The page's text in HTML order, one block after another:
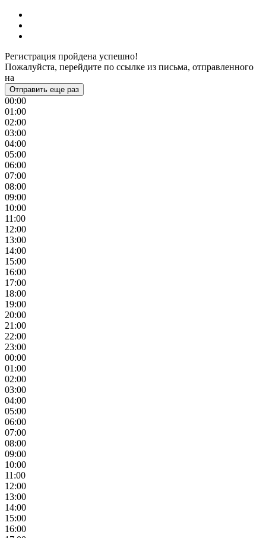
Регистрация пройдена успешно!
Пожалуйста, перейдите по ссылке из письма, отправленного
на
Отправить еще раз
00:00
01:00
02:00
03:00
04:00
05:00
06:00
07:00
08:00
09:00
10:00
11:00
12:00
13:00
14:00
15:00
16:00
17:00
18:00
19:00
20:00
21:00
22:00
23:00
00:00
01:00
02:00
03:00
04:00
05:00
06:00
07:00
08:00
09:00
10:00
11:00
12:00
13:00
14:00
15:00
16:00